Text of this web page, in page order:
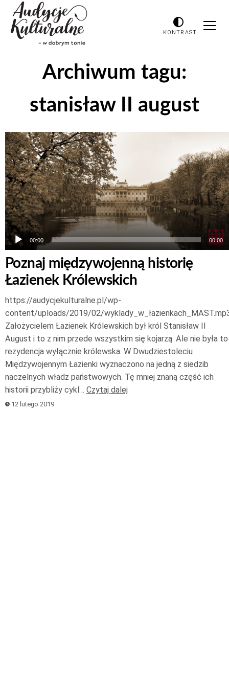
KONTRAST
Archiwum tagu:
stanisław II august
Odtwarzacz
plików
dźwiękowych
00:00 00:00
Poznaj międzywojenną historię
Łazienek Królewskich
https://audycjekulturalne.pl/wp-
content/uploads/2019/02/
Założycielem Łazienek Królewskich był król Stanisław II
August i to z nim przede wszystkim się kojarzą. Ale nie była to
rezydencja wyłącznie królewska. W Dwudziestoleciu
Międzywojennym Łazienki wyznaczono na jedną z siedzib
naczelnych władz państwowych. Tę mniej znaną część ich
historii przybliży cykl… Czytaj dalej
12 lutego 2019